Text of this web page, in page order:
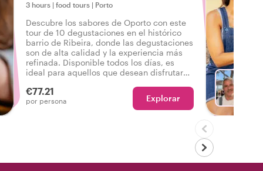
3 hours | food tours | Porto
Descubre los sabores de Oporto con este
tour de 10 degustaciones en el histórico
barrio de Ribeira, donde las degustaciones
son de alta calidad y la experiencia más
refinada. Disponible todos los días, es
ideal para aquellos que desean disfrutar
un domingo o cualquier día de la semana!
€77.21
por persona Explorar